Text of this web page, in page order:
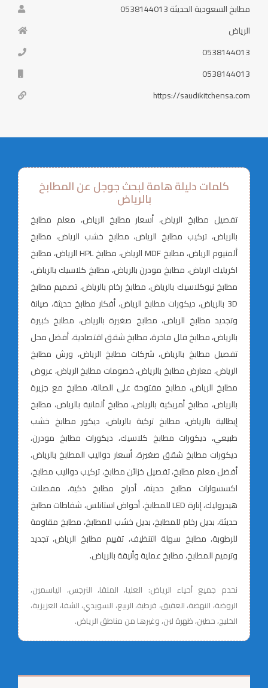
مطابخ السعودية الحديثة 0538144013
الرياض
0538144013
0538144013
https://saudikitchensa.com
كلمات دليلة هامة لبحث جوجل عن المطابخ
بالرياض
تفصيل مطابخ الرياض، أسعار مطابخ الرياض، معلم مطابخ
بالرياض، تركيب مطابخ الرياض، مطابخ خشب الرياض، مطابخ
ألمنيوم الرياض، مطابخ MDF الرياض، مطابخ HPL الرياض، مطابخ
اكريليك الرياض، مطابخ مودرن بالرياض، مطابخ كلاسيك بالرياض،
مطابخ نيوكلاسيك بالرياض، مطابخ رخام بالرياض، تصميم مطابخ
3D بالرياض، ديكورات مطابخ الرياض، أفكار مطابخ حديثة، صيانة
وتجديد مطابخ الرياض، مطابخ صغيرة بالرياض، مطابخ كبيرة
بالرياض، مطابخ فلل فاخرة، مطابخ شقق اقتصادية، أفضل محل
تفصيل مطابخ بالرياض، شركات مطابخ الرياض، ورش مطابخ
الرياض، معارض مطابخ بالرياض، خصومات مطابخ الرياض، عروض
مطابخ الرياض، مطابخ مفتوحة على الصالة، مطابخ مع جزيرة
بالرياض، مطابخ أمريكية بالرياض، مطابخ ألمانية بالرياض، مطابخ
إيطالية بالرياض، مطابخ تركية بالرياض، ديكور مطابخ خشب
طبيعي، ديكورات مطابخ كلاسيك، ديكورات مطابخ مودرن،
ديكورات مطابخ شقق صغيرة، أسعار دواليب المطابخ بالرياض،
أفضل معلم مطابخ، تفصيل خزائن مطابخ، تركيب دواليب مطابخ،
اكسسوارات مطابخ حديثة، أدراج مطابخ ذكية، مفصلات
هيدروليك، إنارة LED للمطابخ، أحواض استانلس، شفاطات مطابخ
حديثة، بديل رخام للمطابخ، بديل خشب للمطابخ، مطابخ مقاومة
للرطوبة، مطابخ سهلة التنظيف، تقييم مطابخ الرياض، تجديد
وترميم المطابخ، مطابخ عملية وأنيقة بالرياض.
نخدم جميع أحياء الرياض: العليا، الملقا، النرجس، الياسمين،
الروضة، النهضة، العقيق، قرطبة، الربيع، السويدي، الشفا، العزيزية،
الخليج، حطين، ظهرة لبن، وغيرها من مناطق الرياض.